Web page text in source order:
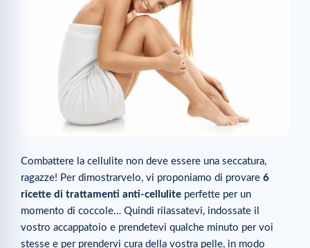
Combattere la cellulite non deve essere una seccatura,
ragazze! Per dimostrarvelo, vi proponiamo di provare 6
ricette di trattamenti anti-cellulite perfette per un
momento di coccole… Quindi rilassatevi, indossate il
vostro accappatoio e prendetevi qualche minuto per voi
stesse e per prendervi cura della vostra pelle, in modo